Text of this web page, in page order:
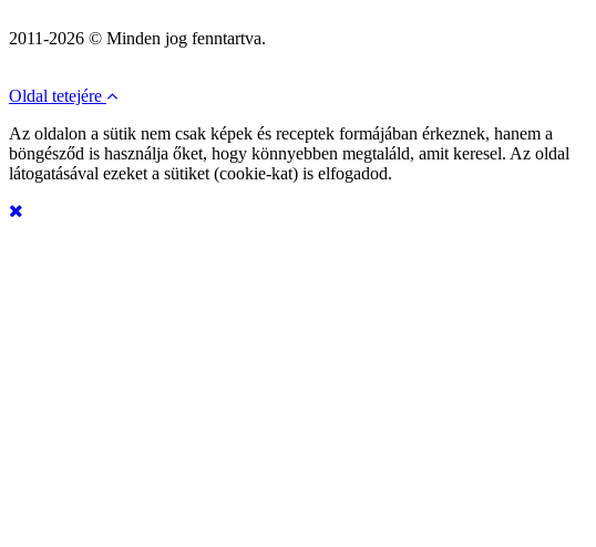
2011-2026 © Minden jog fenntartva.
Oldal tetejére
Az oldalon a sütik nem csak képek és receptek formájában érkeznek, hanem a
böngésződ is használja őket, hogy könnyebben megtaláld, amit keresel. Az oldal
látogatásával ezeket a sütiket (cookie-kat) is elfogadod.